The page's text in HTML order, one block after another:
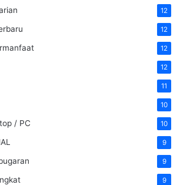
12
12
12
12
11
10
/ PC 10
9
9
9